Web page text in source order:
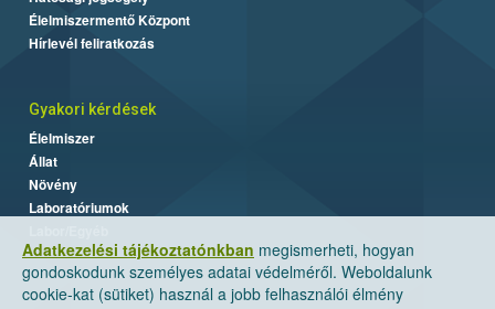
Adatkezelési tájékoztatónkban megismerheti, hogyan
gondoskodunk személyes adatai védelméről. Weboldalunk
cookie-kat (sütiket) használ a jobb felhasználói élmény
Élelmiszermentő Központ
Hírlevél feliratkozás
Gyakori kérdések
Élelmiszer
Állat
Növény
Laboratóriumok